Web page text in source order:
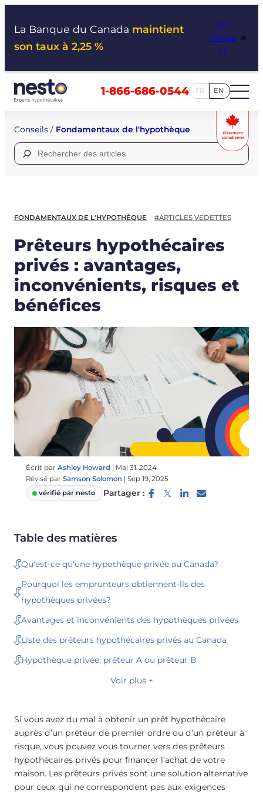
La Banque du Canada maintient
son taux à 2,25 %
Voir
l’impa
ct
×
1-866-686-0544 FR EN
Conseils / Fondamentaux de l'hypothèque
Rechercher :
FONDAMENTAUX DE L'HYPOTHÈQUE #ARTICLES VEDETTES
Prêteurs hypothécaires
privés : avantages,
inconvénients, risques et
bénéfices
Écrit par Ashley Howard | Mai 31, 2024
Révisé par Samson Solomon | Sep 19, 2025
vérifié par nesto
Partager :
Table des matières
Qu'est-ce qu'une hypothèque privée au Canada?
Pourquoi les emprunteurs obtiennent-ils des
hypothèques privées?
Avantages et inconvénients des hypothèques privées
Liste des prêteurs hypothécaires privés au Canada
Hypothèque privée, prêteur A ou prêteur B
Voir plus +
Si vous avez du mal à obtenir un prêt hypothécaire
auprès d’un prêteur de premier ordre ou d’un prêteur à
risque, vous pouvez vous tourner vers des prêteurs
hypothécaires privés pour financer l’achat de votre
maison. Les prêteurs privés sont une solution alternative
pour ceux qui ne correspondent pas aux exigences